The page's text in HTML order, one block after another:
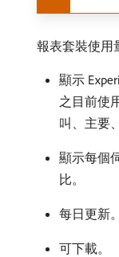
報表套裝使用
顯示
之目前使
叫、主要
顯示每個
比。
每日更新。
可下載。